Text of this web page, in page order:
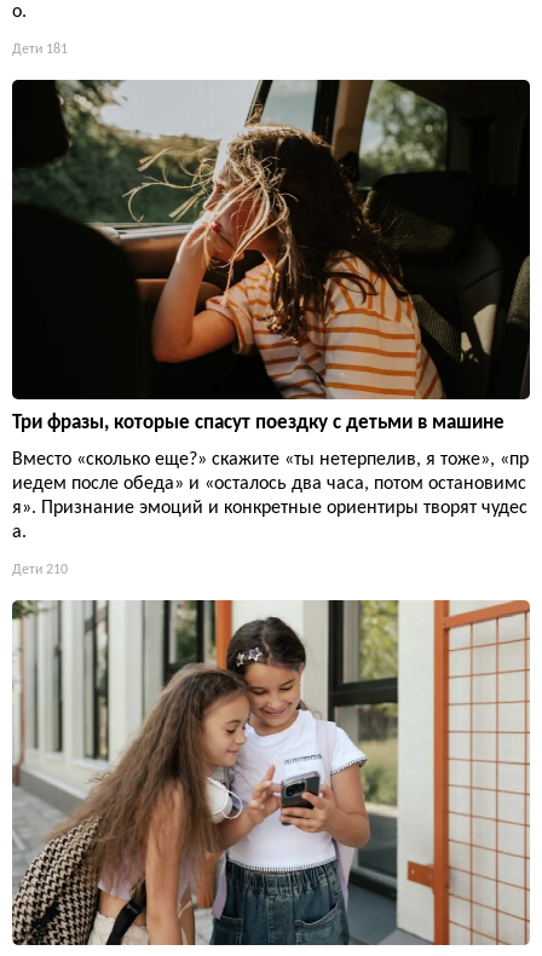
о.
Дети 181
Три фразы, которые спасут поездку с детьми в машине
Вместо «сколько еще?» скажите «ты нетерпелив, я тоже», «пр
иедем после обеда» и «осталось два часа, потом остановимс
я». Признание эмоций и конкретные ориентиры творят чудес
а.
Дети 210